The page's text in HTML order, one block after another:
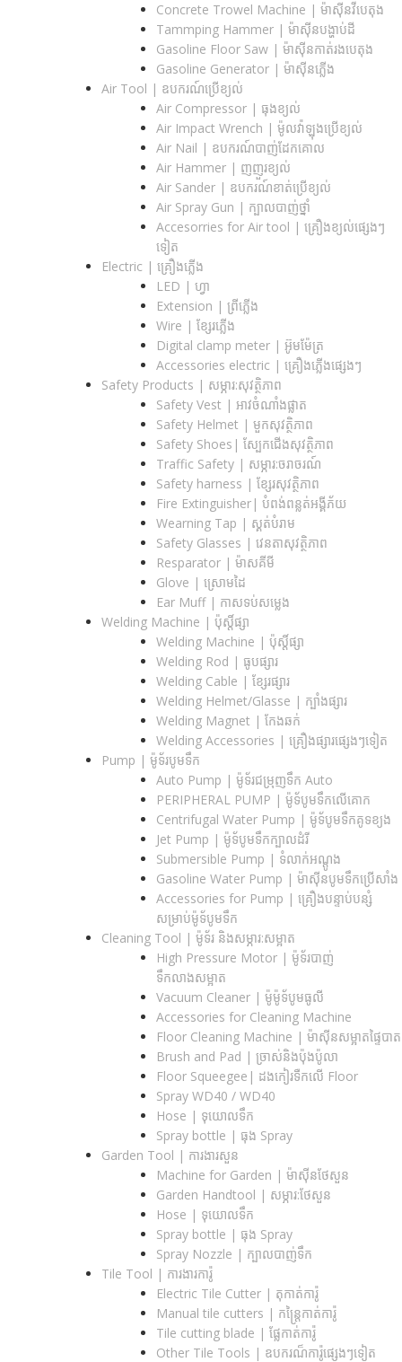
Concrete Trowel Machine | ម៉ាស៊ីនវីបេតុង
Tammping Hammer | ម៉ាស៊ីនបង្ហាប់ដី
Gasoline Floor Saw | ម៉ាស៊ីនកាត់រងបេតុង
Gasoline Generator | ម៉ាស៊ីនភ្លើង
Air Tool | ឧបករណ៍ប្រើខ្យល់
Air Compressor | ធុងខ្យល់
Air Impact Wrench | ម៉ូលវ៉ាឡុងប្រើខ្យល់
Air Nail | ឧបករណ៍បាញ់ដែកគោល
Air Hammer | ញញួរខ្យល់
Air Sander | ឧបករណ៍ខាត់ប្រើខ្យល់
Air Spray Gun | ក្បាលបាញ់ថ្នាំ
Accesorries for Air tool | គ្រឿងខ្យល់ផ្សេងៗ
ទៀត
Electric | គ្រឿងភ្លើង
LED | ហ្វា
Extension | ព្រីភ្លើង
Wire | ខ្សែរភ្លើង
Digital clamp meter | អ៊ូមម៉ែត្រ
Accessories electric | គ្រឿងភ្លើងផ្សេងៗ
Safety Products | សម្ភារ:សុវត្ថិភាព
Safety Vest | អាវចំណាំងផ្លាត
Safety Helmet | មួកសុវត្ថិភាព
Safety Shoes| ស្បែកជើងសុវត្ថិភាព
Traffic Safety​ | សម្ភារ:ចរាចរណ៍
Safety harness | ខ្សែរសុវត្ថិភាព
Fire Extinguisher| បំពង់ពន្លត់អង្គីភ័យ
Wearning Tap | ស្គត់បំរាម
Safety Glasses | វេនតាសុវត្ថិភាព
Resparator | ម៉ាសគីមី
Glove | ស្រោមដៃ
Ear Muff | កាសទប់សម្លេង
Welding Machine | ប៉ុស្តិ៍ផ្សា
Welding Machine | ប៉ុស្តិ៍ផ្សា
Welding Rod | ធូបផ្សារ
Welding Cable | ខ្សែរផ្សារ
Welding Helmet/Glasse | ក្បាំងផ្សារ
Welding Magnet | កែងឆក់
Welding Accessories | គ្រឿងផ្សារផ្សេងៗទៀត
Pump | ម៉ូទ័របូមទឹក
Auto Pump | ម៉ូទ័រជម្រុញទឹក Auto
PERIPHERAL PUMP | ម៉ូទ័បូមទឹកលើគោក
Centrifugal Water Pump | ម៉ូទ័បូមទឹកគូទខ្យង
Jet Pump | ម៉ូទ័បូមទឹកក្បាលដំរី
Submersible Pump | ទំលាក់អណ្តូង
Gasoline Water Pump | ម៉ាស៊ីនបូមទឹកប្រើសាំង
Accessories for Pump | គ្រឿងបន្ទាប់បន្សំ
សម្រាប់ម៉ូទ័បូមទឹក
Cleaning Tool | ម៉ូទ័រ និងសម្ភារ:សម្អាត
High Pressure Motor | ម៉ូទ័របាញ់
ទឹកលាងសម្អាត
Vacuum Cleaner | ម៉ូម៉ូទ័បូមធូលី
Accessories for Cleaning Machine
Floor Cleaning Machine | ម៉ាស៊ីនសម្អាតផ្ទៃបាត
Brush and Pad | ច្រាស់និងប៉ុងប៉ូលា
Floor Squeegee| ដងកៀរទឺកលើ Floor
Spray WD40 / WD40
Hose | ទុយោលទឹក
Spray bottle | ធុង Spray
Garden Tool | ការងារសួន
Machine for Garden | ម៉ាស៊ីនថែសួន
Garden Handtool | សម្ភារ:ថែសួន
Hose | ទុយោលទឹក
Spray bottle | ធុង Spray
Spray Nozzle | ក្បាលបាញ់ទឹក
Tile Tool | ការងារការ៉ូ
Electric Tile Cutter | តុកាត់ការ៉ូ
Manual tile cutters | កន្ត្រៃកាត់ការ៉ូ
Tile cutting blade | ផ្លែកាត់ការ៉ូ
Other Tile Tools | ឧបករណ៏ការ៉ូផ្សេងៗទៀត